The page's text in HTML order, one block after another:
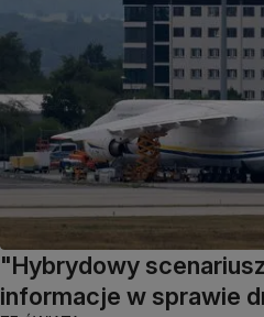
"Hybrydowy
informacje w sprawie